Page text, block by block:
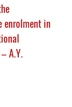
enrolment in
A.Y.